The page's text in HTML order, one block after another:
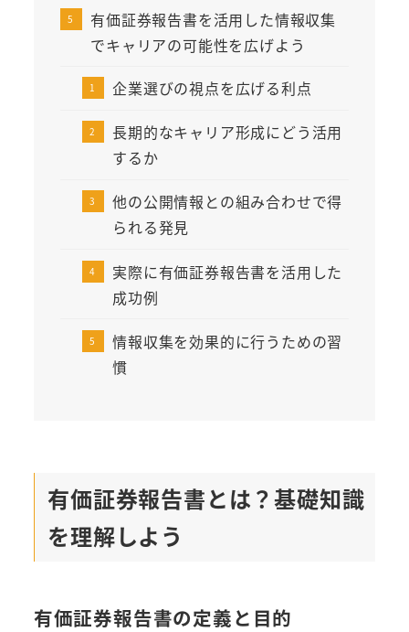
有価証券報告書を活用した情報収集
でキャリアの可能性を広げよう
企業選びの視点を広げる利点
長期的なキャリア形成にどう活用
するか
他の公開情報との組み合わせで得
られる発見
実際に有価証券報告書を活用した
成功例
情報収集を効果的に行うための習
慣
有価証券報告書とは？基礎知識
を理解しよう
有価証券報告書の定義と目的